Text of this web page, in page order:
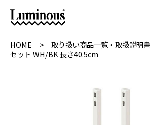
HOME 取り扱い商品一覧・取扱説明書
セット WH/BK 長さ40.5cm